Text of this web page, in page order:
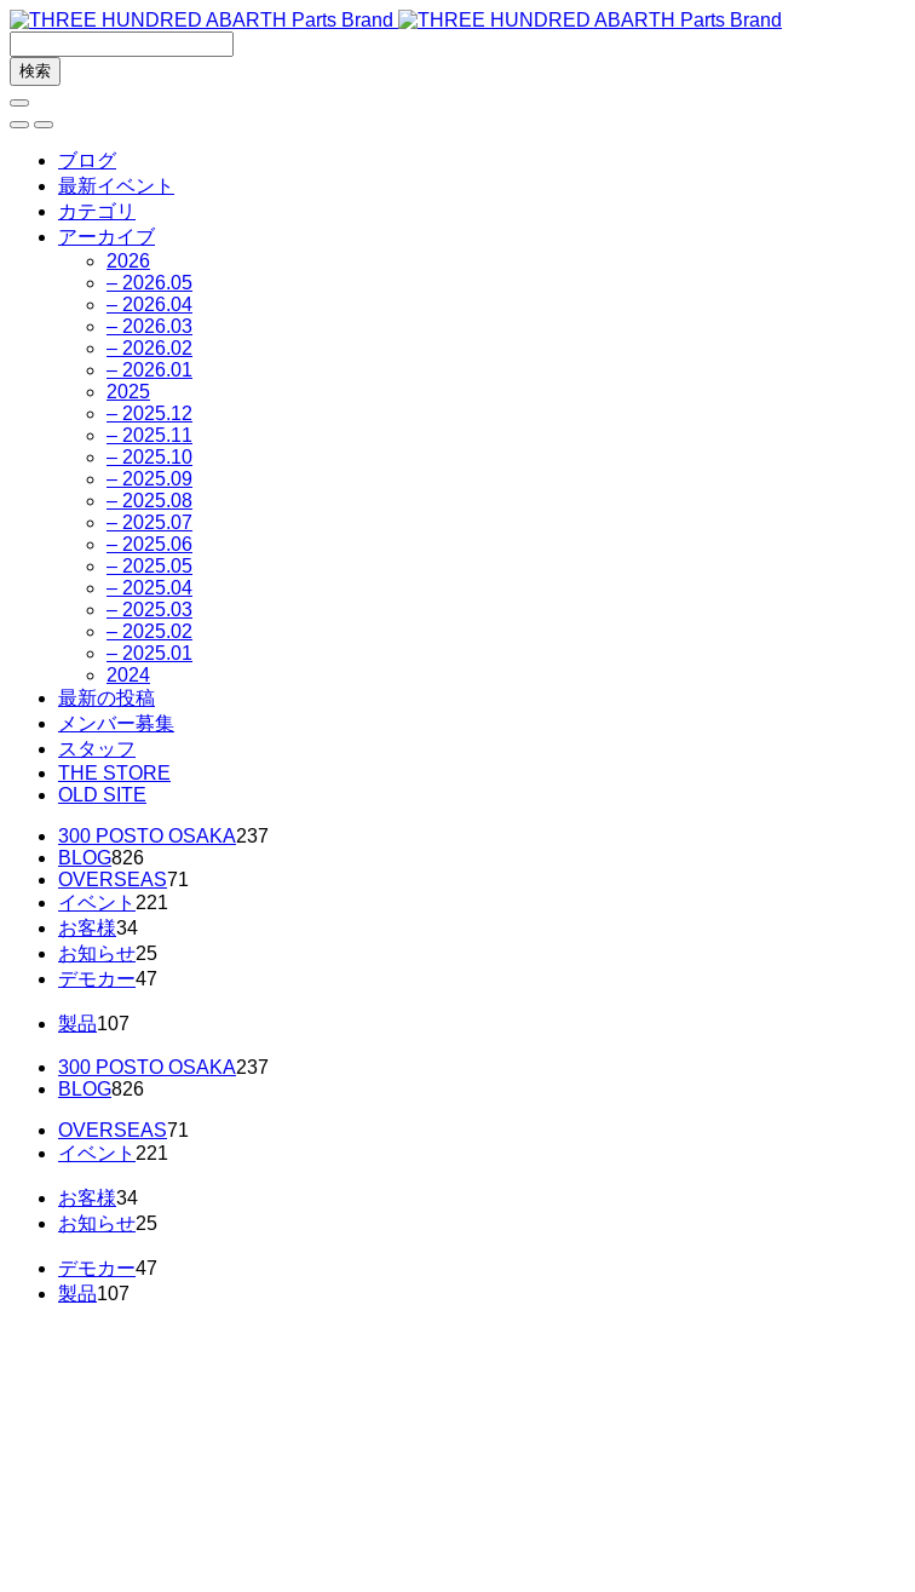
ブログ
最新イベント
カテゴリ
アーカイブ
2026
– 2026.05
– 2026.04
– 2026.03
– 2026.02
– 2026.01
2025
– 2025.12
– 2025.11
– 2025.10
– 2025.09
– 2025.08
– 2025.07
– 2025.06
– 2025.05
– 2025.04
– 2025.03
– 2025.02
– 2025.01
2024
最新の投稿
メンバー募集
スタッフ
THE STORE
OLD SITE
300 POSTO OSAKA237
BLOG826
OVERSEAS71
イベント 221
お客様34
お知らせ25
デモカー47
製品107
300 POSTO OSAKA237
BLOG826
OVERSEAS71
イベント 221
お客様34
お知らせ25
デモカー47
製品107